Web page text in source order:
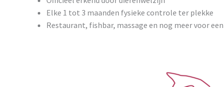
Elke 1 tot 3 maanden fysieke controle ter plekke
Restaurant, fishbar, massage en nog meer voor